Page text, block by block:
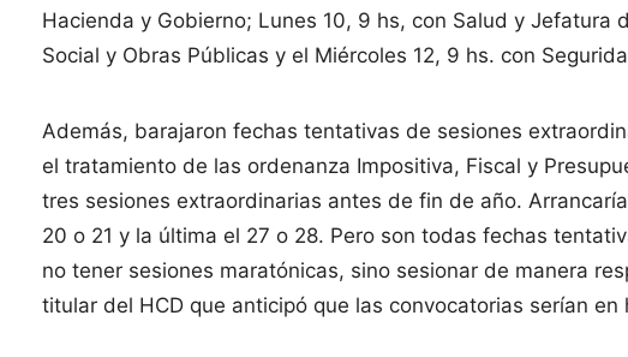
Hacienda y Gobierno; Lunes 10, 9 hs, con Salud y Jefatura
Social y Obras Públicas y el Miércoles 12, 9 hs. con
Además, barajaron fechas tentativas de sesiones
el tratamiento de las ordenanza Impositiva, Fiscal y
tres sesiones extraordinarias antes de fin de año.
20 o 21 y la última el 27 o 28. Pero son todas fechas
no tener sesiones maratónicas, sino sesionar de manera
titular del HCD que anticipó que las convocatorias serían en